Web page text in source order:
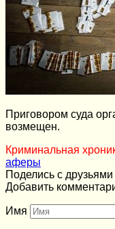
Приговором суда
возмещен.
Криминальная
аферы
Поделись с друзьями
Добавить
Имя